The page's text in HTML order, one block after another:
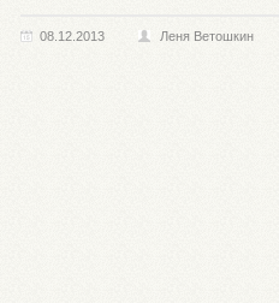
08.12.2013 Леня Ветошкин